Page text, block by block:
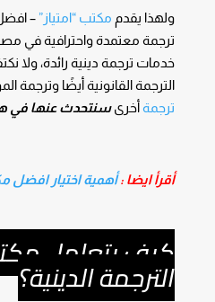
ولهذا يقدم مكتب “امتياز” –
ترجمة معتمدة واحترافية في
خدمات ترجمة دينية رائدة، ولا
الترجمة القانونية أيضًا وترجمة
ترجمةأخرىسنتحدث عنها في
أقرأ ايضا :أهمية اختيار افضل
كيف يتعامل
الترجمة الدينية؟